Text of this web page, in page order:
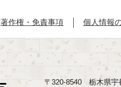
著作権・免責事項 個人情報
〒320-8540 栃木県宇